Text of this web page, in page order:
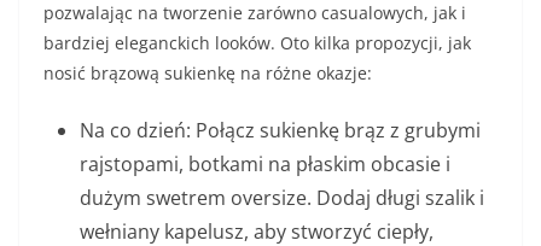
pozwalając na tworzenie zarówno casualowych, jak i
bardziej eleganckich looków. Oto kilka propozycji, jak
nosić brązową sukienkę na różne okazje:
Na co dzień: Połącz sukienkę brąz z grubymi
rajstopami, botkami na płaskim obcasie i
dużym swetrem oversize. Dodaj długi szalik i
wełniany kapelusz, aby stworzyć ciepły,